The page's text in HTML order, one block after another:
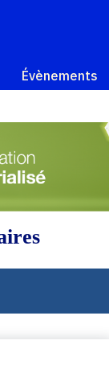
Évènements